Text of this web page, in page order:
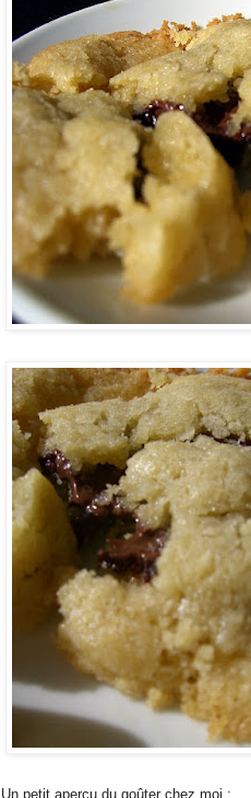
Un petit aperçu du goûter chez moi :